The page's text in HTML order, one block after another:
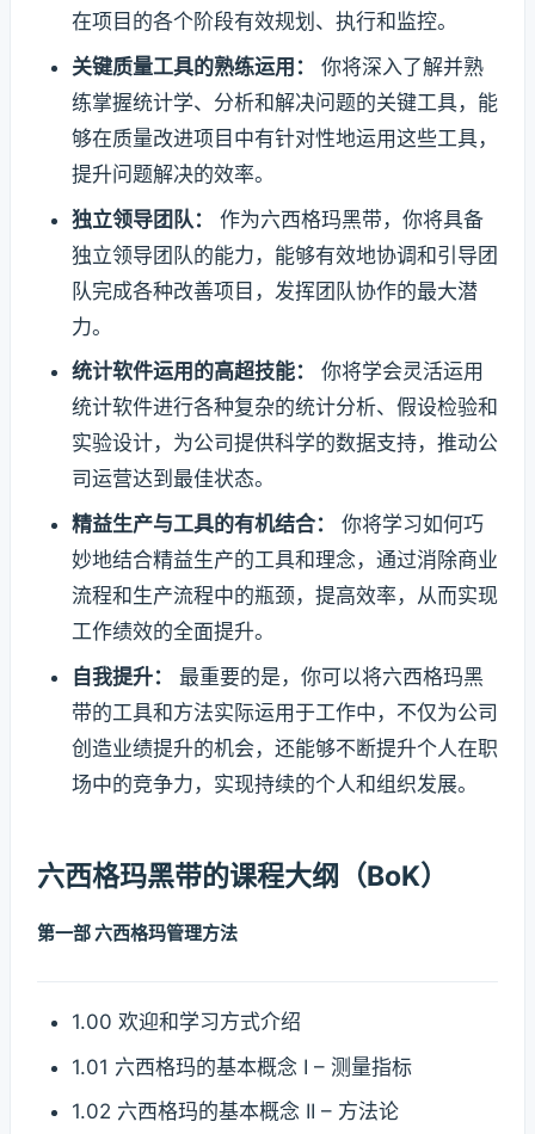
在项目的各个阶段有效规划、执行和监控。
关键质量工具的熟练运用：
你将深入了解并熟
练掌握统计学、分析和解决问题的关键工具，能
够在质量改进项目中有针对性地运用这些工具，
提升问题解决的效率。
独立领导团队：
作为六西格玛黑带，你将具备
独立领导团队的能力，能够有效地协调和引导团
队完成各种改善项目，发挥团队协作的最大潜
力。
统计软件运用的高超技能：
你将学会灵活运用
统计软件进行各种复杂的统计分析、假设检验和
实验设计，为公司提供科学的数据支持，推动公
司运营达到最佳状态。
精益生产与工具的有机结合：
你将学习如何巧
妙地结合精益生产的工具和理念，通过消除商业
流程和生产流程中的瓶颈，提高效率，从而实现
工作绩效的全面提升。
自我提升：
最重要的是，你可以将六西格玛黑
带的工具和方法实际运用于工作中，不仅为公司
创造业绩提升的机会，还能够不断提升个人在职
场中的竞争力，实现持续的个人和组织发展。
六西格玛黑带的课程大纲（BoK）
第一部 六西格玛管理方法
1.00 欢迎和学习方式介绍
1.01 六西格玛的基本概念 I – 测量指标
1.02 六西格玛的基本概念 II – 方法论